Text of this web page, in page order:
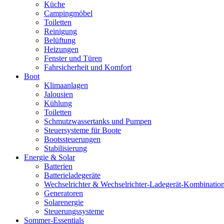
Küche
Campingmöbel
Toiletten
Reinigung
Belüftung
Heizungen
Fenster und Türen
Fahrsicherheit und Komfort
Boot
Klimaanlagen
Jalousien
Kühlung
Toiletten
Schmutzwassertanks und Pumpen
Steuersysteme für Boote
Bootssteuerungen
Stabilisierung
Energie & Solar
Batterien
Batterieladegeräte
Wechselrichter & Wechselrichter-Ladegerät-
Generatoren
Solarenergie
Steuerungssysteme
Sommer-Essentials